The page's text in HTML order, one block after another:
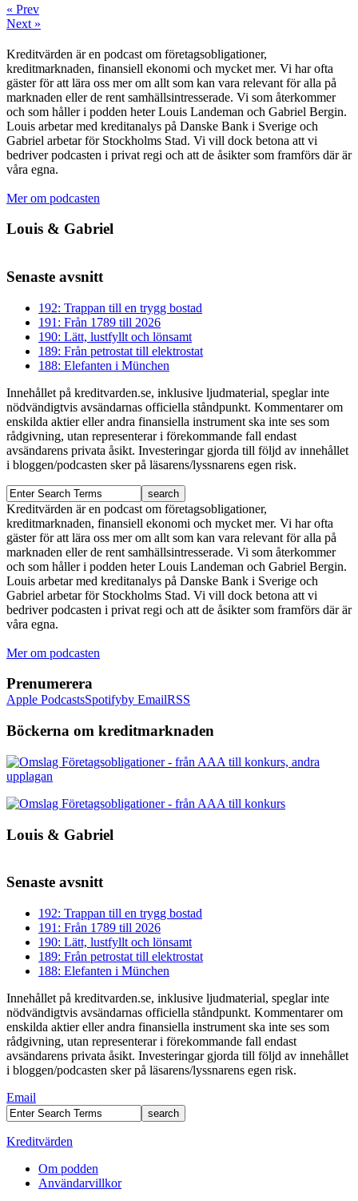
« Prev
Next »
Kreditvärden är en podcast om företagsobligationer,
kreditmarknaden, finansiell ekonomi och mycket mer. Vi har ofta
gäster för att lära oss mer om allt som kan vara relevant för alla på
marknaden eller de rent samhällsintresserade. Vi som återkommer
och som håller i podden heter Louis Landeman och Gabriel Bergin.
Louis arbetar med kreditanalys på Danske Bank i Sverige och
Gabriel arbetar för Stockholms Stad. Vi vill dock betona att vi
bedriver podcasten i privat regi och att de åsikter som framförs där är
våra egna.
Mer om podcasten
Louis & Gabriel
Senaste avsnitt
192: Trappan till en trygg bostad
191: Från 1789 till 2026
190: Lätt, lustfyllt och lönsamt
189: Från petrostat till elektrostat
188: Elefanten i München
Innehållet på kreditvarden.se, inklusive ljudmaterial, speglar inte
nödvändigtvis avsändarnas officiella ståndpunkt. Kommentarer om
enskilda aktier eller andra finansiella instrument ska inte ses som
rådgivning, utan representerar i förekommande fall endast
avsändarens privata åsikt. Investeringar gjorda till följd av innehållet
i bloggen/podcasten sker på läsarens/lyssnarens egen risk.
Kreditvärden är en podcast om företagsobligationer,
kreditmarknaden, finansiell ekonomi och mycket mer. Vi har ofta
gäster för att lära oss mer om allt som kan vara relevant för alla på
marknaden eller de rent samhällsintresserade. Vi som återkommer
och som håller i podden heter Louis Landeman och Gabriel Bergin.
Louis arbetar med kreditanalys på Danske Bank i Sverige och
Gabriel arbetar för Stockholms Stad. Vi vill dock betona att vi
bedriver podcasten i privat regi och att de åsikter som framförs där är
våra egna.
Mer om podcasten
Prenumerera
Apple PodcastsSpotifyby EmailRSS
Böckerna om kreditmarknaden
Louis & Gabriel
Senaste avsnitt
192: Trappan till en trygg bostad
191: Från 1789 till 2026
190: Lätt, lustfyllt och lönsamt
189: Från petrostat till elektrostat
188: Elefanten i München
Innehållet på kreditvarden.se, inklusive ljudmaterial, speglar inte
nödvändigtvis avsändarnas officiella ståndpunkt. Kommentarer om
enskilda aktier eller andra finansiella instrument ska inte ses som
rådgivning, utan representerar i förekommande fall endast
avsändarens privata åsikt. Investeringar gjorda till följd av innehållet
i bloggen/podcasten sker på läsarens/lyssnarens egen risk.
Email
Kreditvärden
Om podden
Användarvillkor